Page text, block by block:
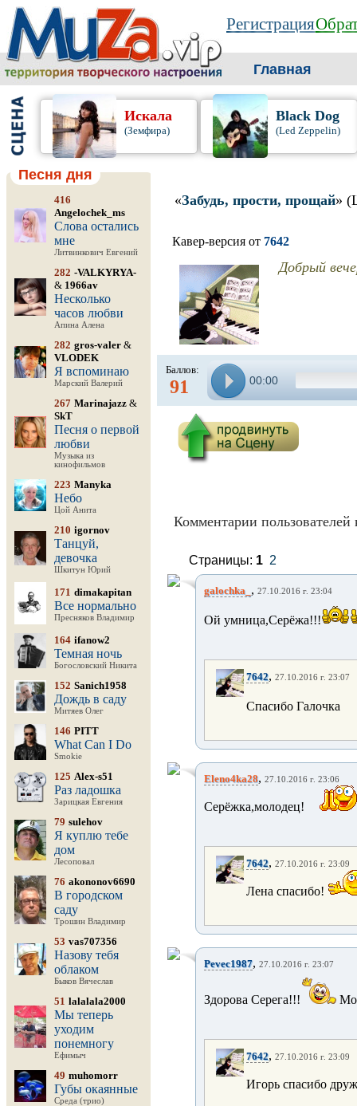
Регистрация
Главная
Искала
(Земфира)
Black Dog
(Led Zeppelin)
Песня дня
416
Angelochek_ms
Слова остались
мне
Литвинкович Евгений
282 -VALKYRYA-
& 1966av
Несколько
часов любви
Апина Алена
282 gros-valer &
VLODEK
Я вспоминаю
Марский Валерий
267 Marinajazz &
SkT
Песня о первой
любви
Музыка из
кинофильмов
223 Manyka
Небо
Цой Анита
210 igornov
Танцуй,
девочка
Шкитун Юрий
171 dimakapitan
Все нормально
Пресняков Владимир
164 ifanow2
Темная ночь
Богословский Никита
152 Sanich1958
Дождь в саду
Митяев Олег
146 PITT
What Can I Do
Smokie
125 Alex-s51
Раз ладошка
Зарицкая Евгения
79 sulehov
Я куплю тебе
дом
Лесоповал
76 akononov6690
В городском
саду
Трошин Владимир
53 vas707356
Назову тебя
облаком
Быков Вячеслав
51 lalalala2000
Мы теперь
уходим
понемногу
Ефимыч
49 muhomorr
Губы окаянные
Среда (трио)
«Забудь, прости, прощай»
Кавер-версия от 7642
Добрый
Баллов:
91 00:00
Комментарии пользователей
Страницы: 1 2
galochka_ , 27.10.2016 г. 23:04
Ой умница,Серёжа!!!
7642, 27.10.2016 г. 23:07
Спасибо Галочка
Eleno4ka28, 27.10.2016 г. 23:06
Серёжка,молодец!
7642, 27.10.2016 г. 23:09
Лена спасибо!
Pevec1987, 27.10.2016 г. 23:07
Здорова Серега!!!
7642, 27.10.2016 г. 23:09
Игорь спасибо